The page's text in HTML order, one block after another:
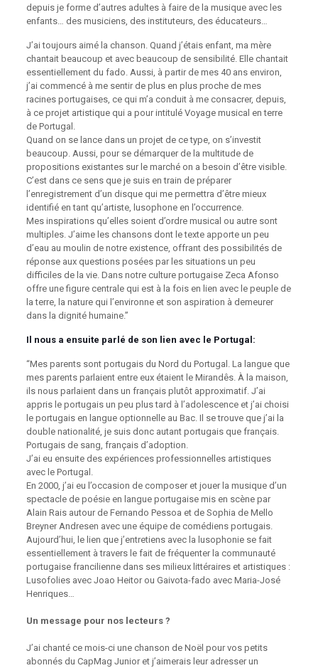
depuis je forme d’autres adultes à faire de la musique avec les
enfants… des musiciens, des instituteurs, des éducateurs…
J’ai toujours aimé la chanson. Quand j’étais enfant, ma mère
chantait beaucoup et avec beaucoup de sensibilité. Elle chantait
essentiellement du fado. Aussi, à partir de mes 40 ans environ,
j’ai commencé à me sentir de plus en plus proche de mes
racines portugaises, ce qui m’a conduit à me consacrer, depuis,
à ce projet artistique qui a pour intitulé Voyage musical en terre
de Portugal.
Quand on se lance dans un projet de ce type, on s’investit
beaucoup. Aussi, pour se démarquer de la multitude de
propositions existantes sur le marché on a besoin d’être visible.
C’est dans ce sens que je suis en train de préparer
l’enregistrement d’un disque qui me permettra d’être mieux
identifié en tant qu’artiste, lusophone en l’occurrence.
Mes inspirations qu’elles soient d’ordre musical ou autre sont
multiples. J’aime les chansons dont le texte apporte un peu
d’eau au moulin de notre existence, offrant des possibilités de
réponse aux questions posées par les situations un peu
difficiles de la vie. Dans notre culture portugaise Zeca Afonso
offre une figure centrale qui est à la fois en lien avec le peuple de
la terre, la nature qui l’environne et son aspiration à demeurer
dans la dignité humaine.”
Il nous a ensuite parlé de son lien avec le Portugal:
“Mes parents sont portugais du Nord du Portugal. La langue que
mes parents parlaient entre eux étaient le Mirandês. À la maison,
ils nous parlaient dans un français plutôt approximatif. J’ai
appris le portugais un peu plus tard à l’adolescence et j’ai choisi
le portugais en langue optionnelle au Bac. Il se trouve que j’ai la
double nationalité, je suis donc autant portugais que français.
Portugais de sang, français d’adoption.⁠
J’ai eu ensuite des expériences professionnelles artistiques
avec le Portugal.⁠
En 2000, j’ai eu l’occasion de composer et jouer la musique d’un
spectacle de poésie en langue portugaise mis en scène par
Alain Rais autour de Fernando Pessoa et de Sophia de Mello
Breyner Andresen avec une équipe de comédiens portugais. ⁠
Aujourd’hui, le lien que j’entretiens avec la lusophonie se fait
essentiellement à travers le fait de fréquenter la communauté
portugaise francilienne dans ses milieux littéraires et artistiques :
Lusofolies avec Joao Heitor ou Gaivota-fado avec Maria-José
Henriques…⁠
Un message pour nos lecteurs ?⁠
J’ai chanté ce mois-ci une chanson de Noël pour vos petits
abonnés du CapMag Junior et j’aimerais leur adresser un